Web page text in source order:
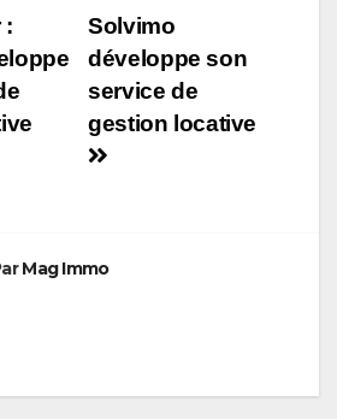
Solvimo
développe son
service de
gestion locative
:
Mag Immo